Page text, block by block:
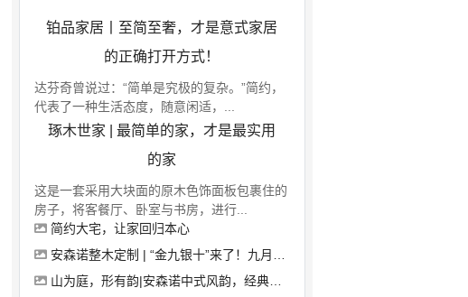
铂品家居丨至简至奢，才是意式家居
的正确打开方式！
达芬奇曾说过：“简单是究极的复杂。”简约，
代表了一种生活态度，随意闲适，...
琢木世家 | 最简单的家，才是最实用
的家
这是一套采用大块面的原木色饰面板包裹住的
房子，将客餐厅、卧室与书房，进行...
简约大宅，让家回归本心
安森诺整木定制 | “金九银十”来了！九月装修好处多
山为庭，形有韵|安森诺中式风韵，经典咏流传